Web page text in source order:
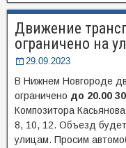
Движение
ограничено на
29.09.2023
В Нижнем Новгороде
ограничено до 20.00 30
Композитора
8, 10, 12. Объезд
улицам. Просим